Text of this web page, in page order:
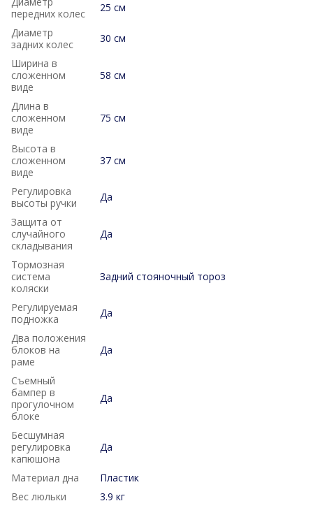
передних колес
25 см
Диаметр
задних колес
30 см
Ширина в
сложенном
виде
58 см
Длина в
сложенном
виде
75 см
Высота в
сложенном
виде
37 см
Регулировка
высоты ручки
Да
Защита от
случайного
складывания
Да
Тормозная
система
коляски
Задний стояночный тороз
Регулируемая
подножка
Да
Два положения
блоков на
раме
Да
Съемный
бампер в
прогулочном
блоке
Да
Бесшумная
регулировка
капюшона
Да
Материал дна
Пластик
Вес люльки
3.9 кг